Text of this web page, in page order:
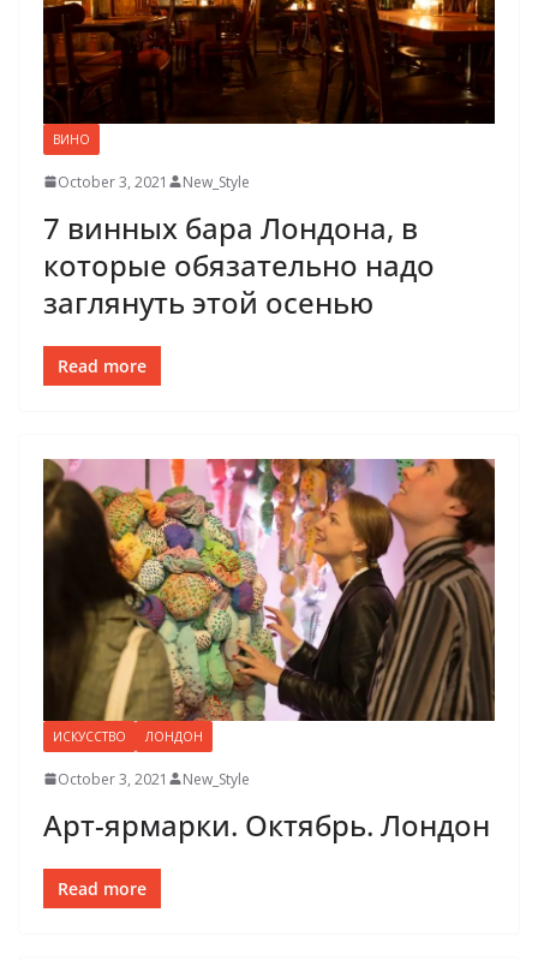
ВИНО
October 3, 2021 New_Style
7 винных бара Лондона, в
которые обязательно надо
заглянуть этой осенью
Read more
ИСКУССТВО ЛОНДОН
October 3, 2021 New_Style
Арт-ярмарки. Октябрь. Лондон
Read more